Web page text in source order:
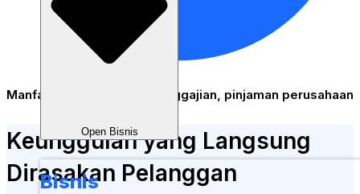
Open Bisnis
Bisnis
Manfaat Staf Terpadu - penggajian, pinjaman perusahaan
Keunggulan yang Langsung
Dirasakan Pelanggan